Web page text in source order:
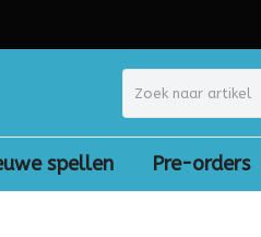
spellen Pre-orders